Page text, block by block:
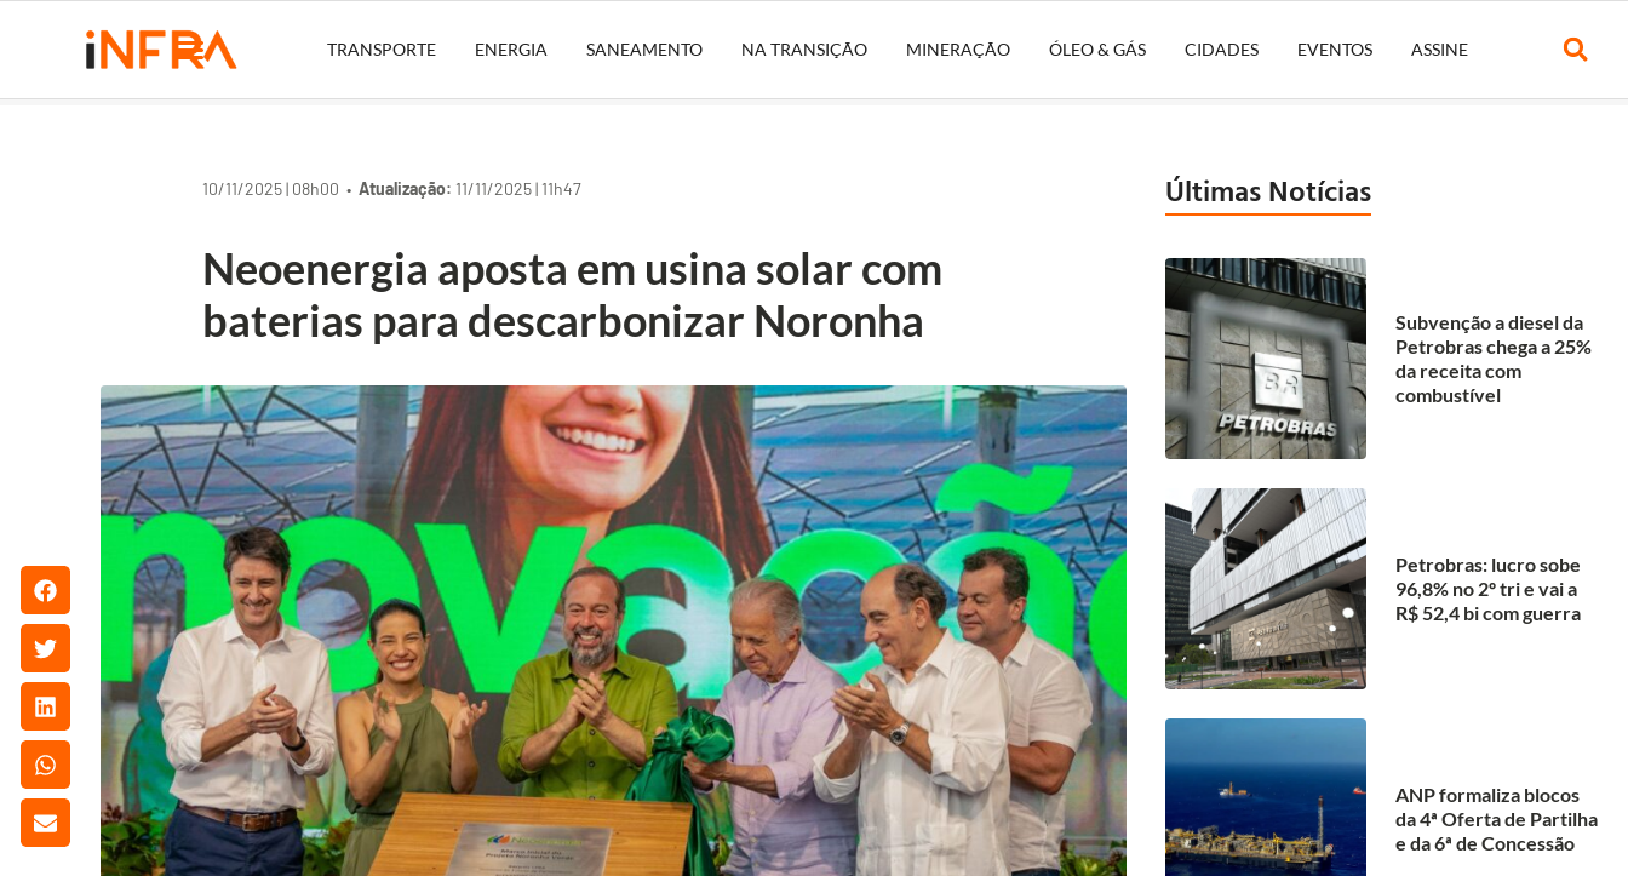
TRANSPORTE ENERGIA SANEAMENTO NA TRANSIÇÃO MINERAÇÃO ÓLEO & GÁS CIDADES EVENTOS ASSINE
10/11/2025 | 08h00 •Atualização: 11/11/2025 | 11h47
Neoenergia aposta em usina solar com
baterias para descarbonizar Noronha
Últimas Notícias
Subvenção a diesel da
Petrobras chega a 25%
da receita com
combustível
Petrobras: lucro sobe
96,8% no 2º tri e vai a
R$ 52,4 bi com guerra
ANP formaliza blocos
da 4ª Oferta de Partilha
e da 6ª de Concessão